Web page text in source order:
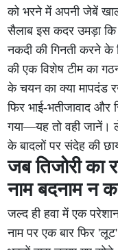
को भरने में अपनी जेबें
सैलाब इस कदर उमड़ा
नकदी की गिनती करने के
की एक विशेष टीम का
के चयन का क्या मापदंड
फिर भाई-भतीजावाद और
गया—यह तो वही जानें।
के बादलों पर संदेह की
जब तिजोरी का
नाम बदनाम न
जल्द ही हवा में एक
नाम पर एक बार फिर